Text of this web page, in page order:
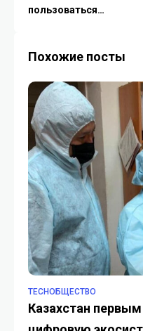
пользоваться
Похожие посты
TECHОБЩЕСТВО
Казахстан